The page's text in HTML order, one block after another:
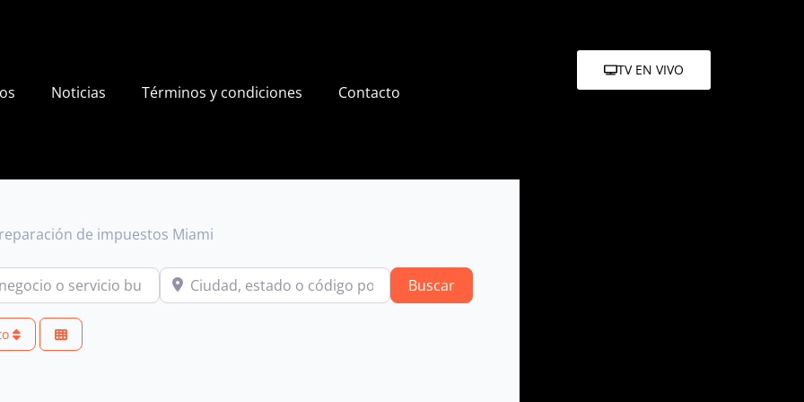
Noticias Términos y condiciones Contacto
TV EN VIVO
de impuestos Miami
o servicio buscas? Ciudad, estado o código postal BuscarSearch